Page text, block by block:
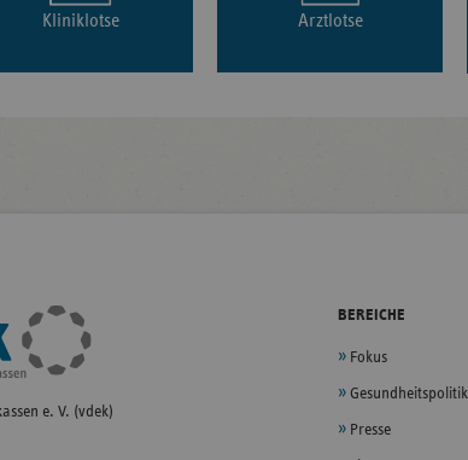
Kliniklotse Arztlotse
e. V. (vdek)
BEREICHE
Fokus
Gesundheitspolitik
Presse